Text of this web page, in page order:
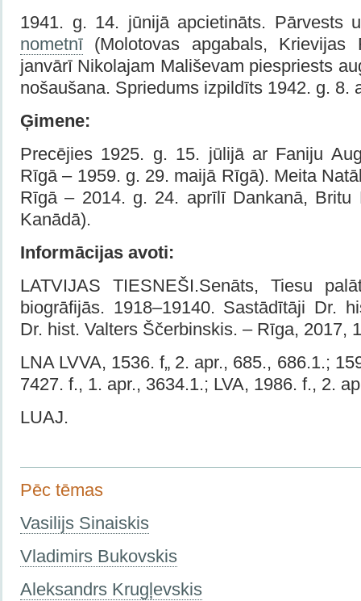
1941. g. 14. jūnijā apcietināts. Pārvests
nometnī (Molotovas apgabals,
janvārī Nikolajam Mališevam piespriests
nošaušana. Spriedums izpildīts 1942. g. 8.
Ģimene:
Precējies 1925. g. 15. jūlijā ar Faniju
Rīgā – 1959. g. 29. maijā Rīgā). Meita
Rīgā – 2014. g. 24. aprīlī Dankanā, Britu
Kanā­dā).
Informācijas avoti:
LATVIJAS TIESNEŠI.Senāts, Tiesu
biogrāfijās. 1918–19140. Sastādītāji Dr.
Dr. hist. Valters Ščerbinskis. – Rīga, 2017,
LNA LVVA, 1536. f„ 2. apr., 685., 686.1.;
7427. f., 1. apr., 3634.1.; LVA, 1986. f., 2.
LUAJ.
Pēc tēmas
Vasilijs Sinaiskis
Vladimirs Bukovskis
Aleksandrs Krugļevskis